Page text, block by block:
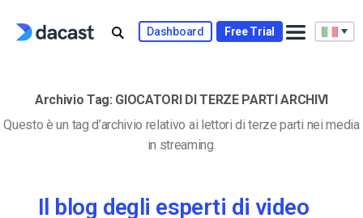
Dashboard Free Trial
Archivio Tag: GIOCATORI DI TERZE PARTI ARCHIVI
Questo è un tag d’archivio relativo ai lettori di terze parti nei media
in streaming.
Il blog degli esperti di video